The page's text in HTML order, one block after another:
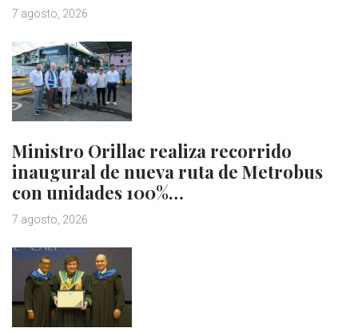
7 agosto, 2026
Ministro Orillac realiza recorrido
inaugural de nueva ruta de Metrobus
con unidades 100%…
7 agosto, 2026